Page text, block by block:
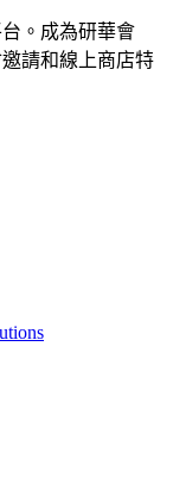
。成為研華會
請和線上商店特